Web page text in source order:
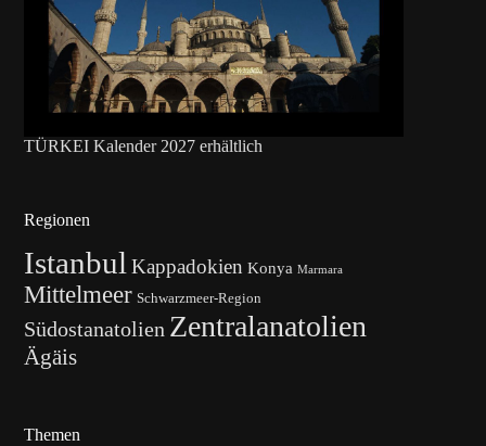
TÜRKEI Kalender 2027 erhältlich
Regionen
Istanbul Kappadokien Konya Marmara
Mittelmeer Schwarzmeer-Region
Südostanatolien Zentralanatolien
Ägäis
Themen